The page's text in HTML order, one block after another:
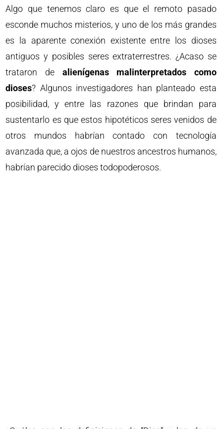
Algo que tenemos claro es que el remoto pasado
esconde muchos misterios, y uno de los más grandes
es la aparente conexión existente entre los dioses
antiguos y posibles seres extraterrestres. ¿Acaso se
trataron de alienígenas malinterpretados como
dioses? Algunos investigadores han planteado esta
posibilidad, y entre las razones que brindan para
sustentarlo es que estos hipotéticos seres venidos de
otros mundos habrían contado con tecnología
avanzada que, a ojos de nuestros ancestros humanos,
habrían parecido dioses todopoderosos.